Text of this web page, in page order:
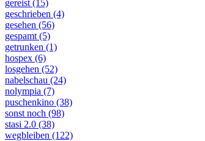
gereist (15)
geschrieben (4)
gesehen (56)
gespamt (5)
getrunken (1)
hospex (6)
losgehen (52)
nabelschau (24)
nolympia (7)
puschenkino (38)
sonst noch (98)
stasi 2.0 (38)
wegbleiben (122)